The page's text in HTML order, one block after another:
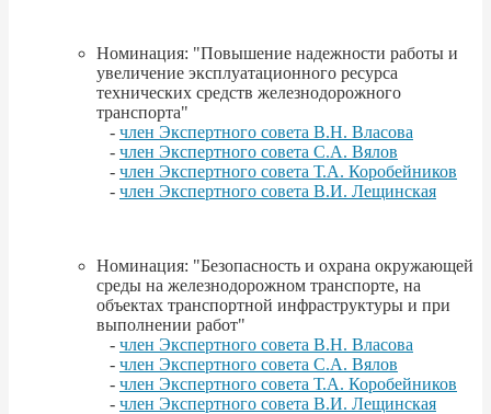
Номинация: "Повышение надежности работы и
увеличение эксплуатационного ресурса
технических средств железнодорожного
транспорта"
- член Экспертного совета В.Н. Власова
- член Экспертного совета С.А. Вялов
- член Экспертного совета Т.А. Коробейников
- член Экспертного совета В.И. Лещинская
Номинация: "Безопасность и охрана окружающей
среды на железнодорожном транспорте, на
объектах транспортной инфраструктуры и при
выполнении работ"
- член Экспертного совета В.Н. Власова
- член Экспертного совета С.А. Вялов
- член Экспертного совета Т.А. Коробейников
- член Экспертного совета В.И. Лещинская